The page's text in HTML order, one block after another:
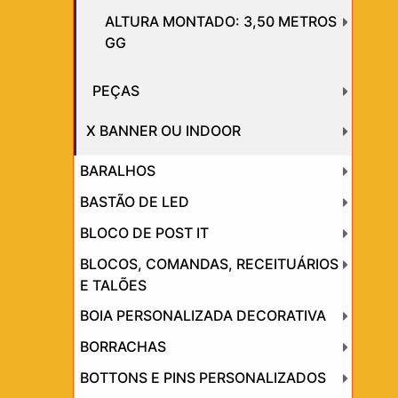
ALTURA MONTADO: 3,50 METROS
GG
PEÇAS
X BANNER OU INDOOR
BARALHOS
BASTÃO DE LED
BLOCO DE POST IT
BLOCOS, COMANDAS, RECEITUÁRIOS
E TALÕES
BOIA PERSONALIZADA DECORATIVA
BORRACHAS
BOTTONS E PINS PERSONALIZADOS